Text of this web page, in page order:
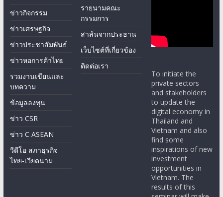
ข่าวกิจกรรม
ข่าวเศรษฐกิจ
ข่าวประชาสัมพันธ์
ข่าวหอการค้าไทย
รวมงานเขียนและ
บทความ
ข้อมูลลงทุน
ข่าว CSR
ข่าว C ASEAN
วีดีโอ สภาธุรกิจ
ไทย-เวียดนาม
รายนามคณะ
กรรมการ
สาส์นจากประธาน
เว็บไซต์ที่เกี่ยวข้อง
ติดต่อเรา
To initiate the
private sectors
and stakeholders
to update the
digital economy in
Thailand and
Vietnam and also
find some
inspirations of new
investment
opportunities in
Vietnam. The
results of this
seminar will make